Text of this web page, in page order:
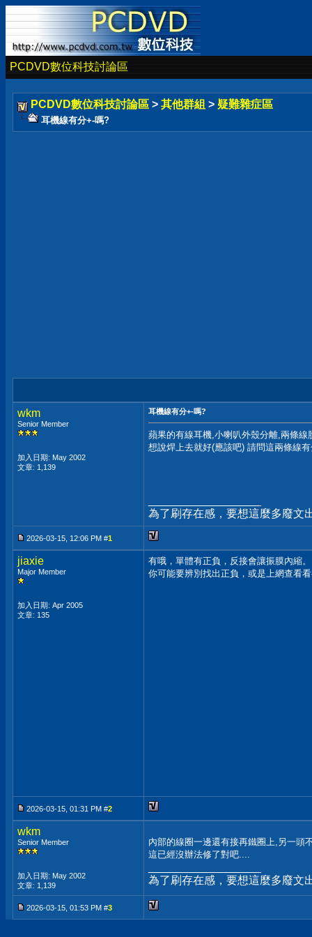
PCDVD數位科技討論區
PCDVD數位科技討論區 > 其他群組 > 疑難雜症區
耳機線有分+-嗎?
wkm
Senior Member
加入日期: May 2002
文章: 1,139
耳機線有分+-嗎?
蘋果的有線耳機,小喇叭外殼分離,兩條線
想說焊上去就好(應該吧) 請問這兩條線
為了刷存在感，要想這麼多廢文
2026-03-15, 12:06 PM #1
jiaxie
Major Member
加入日期: Apr 2005
文章: 135
有哦，單體有正負，反接會讓振膜內縮。
你可能要辨別找出正負，或是上網查看
2026-03-15, 01:31 PM #2
wkm
Senior Member
加入日期: May 2002
文章: 1,139
內部的線圈一邊還有接再鐵圈上,另一頭
這已經沒辦法修了對吧....
為了刷存在感，要想這麼多廢文
2026-03-15, 01:53 PM #3